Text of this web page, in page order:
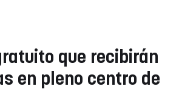
que recibirán
en pleno centro de